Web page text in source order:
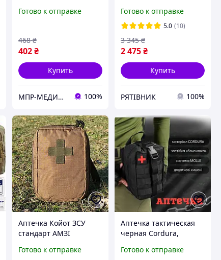
інших військових
Готово к отправке
402 ₴
468 ₴
Купить
МПР-МЕДИЦИНА 100%
ВСУ с Гемостатическим
бинтом (СУМ)
Готово к отправке
5.0 (10)
2 475₴
3 345 ₴
Купить
РЯТІВНИК 100%
Аптечка Койот ЗСУ
стандарт АМЗІ
СБУ ВСУ НГУ рыжая
Готово к отправке
Аптечка тактическая
черная Cordura,
IFAK MOLLE с быстрым
Готово к отправке